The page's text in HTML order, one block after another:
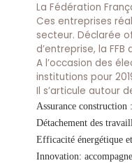
La Fédération
Ces entreprises
secteur. Déclarée
d’entreprise, la
A l’occasion des
institutions pour
Il s’articule autour
Assurance construction
Détachement des
Efficacité énergétique
Innovation: